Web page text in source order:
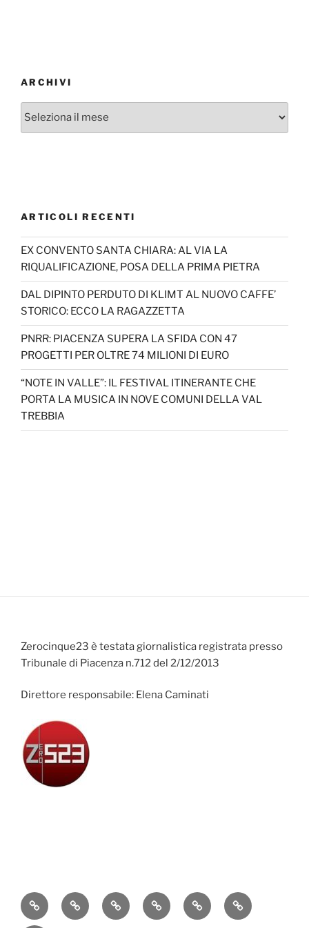
ARCHIVI
ARTICOLI RECENTI
EX CONVENTO SANTA CHIARA: AL VIA LA
RIQUALIFICAZIONE, POSA DELLA PRIMA PIETRA
DAL DIPINTO PERDUTO DI KLIMT AL NUOVO CAFFE’
STORICO: ECCO LA RAGAZZETTA
PNRR: PIACENZA SUPERA LA SFIDA CON 47
PROGETTI PER OLTRE 74 MILIONI DI EURO
“NOTE IN VALLE”: IL FESTIVAL ITINERANTE CHE
PORTA LA MUSICA IN NOVE COMUNI DELLA VAL
TREBBIA
Zerocinque23 è testata giornalistica registrata presso
Tribunale di Piacenza n.712 del 2/12/2013
Direttore responsabile: Elena Caminati
AttualitàCronacaPolitica EconomiaCultura Sport